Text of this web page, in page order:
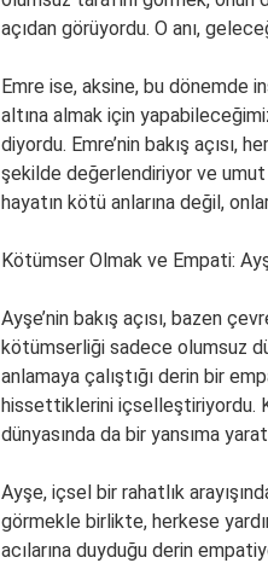
açıdan görüyordu. O anı,
Emre ise, aksine, bu dönemde
altına almak için
diyordu. Emre’nin bakış açısı,
şekilde değerlendiriyor ve umut
hayatın kötü anlarına değil,
Kötümser Olmak ve Empati:
Ayşe’nin bakış açısı, bazen
kötümserliği sadece olumsuz
anlamaya çalıştığı derin bir
hissettiklerini içselleştiriyordu.
dünyasında da bir yansıma
Ayşe, içsel bir rahatlık
görmekle birlikte, herkese
acılarına duyduğu derin